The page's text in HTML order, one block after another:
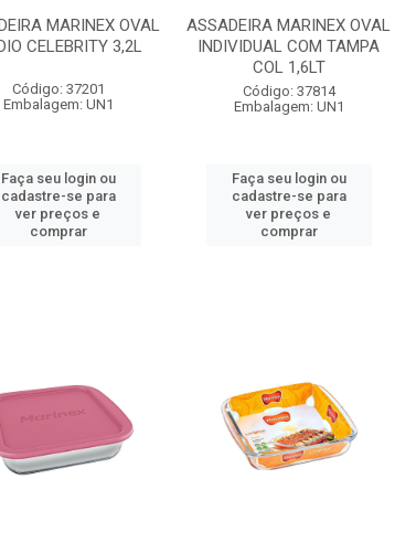
MARINEX OVAL
CELEBRITY 3,2L
Código: 37201
Embalagem: UN1
Faça seu login ou
cadastre-se para
ver preços e
comprar
ASSADEIRA MARINEX OVAL
INDIVIDUAL COM TAMPA
COL 1,6LT
Código: 37814
Embalagem: UN1
Faça seu login ou
cadastre-se para
ver preços e
comprar